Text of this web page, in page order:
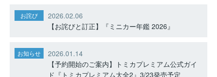
お詫び
2026.02.06
【お詫びと訂正】『ミニカー年鑑 2026』
お知らせ
2026.01.14
【予約開始のご案内】トミカプレミアム公式ガイ
ド『トミカプレミアム大全2』3/23発売予定